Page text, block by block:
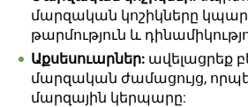
մարզական կոշիկները
թարմություն և
Աքսեսուարներ: ավելացրեք
մարզական ժամացույց,
մարզային կերպարը: